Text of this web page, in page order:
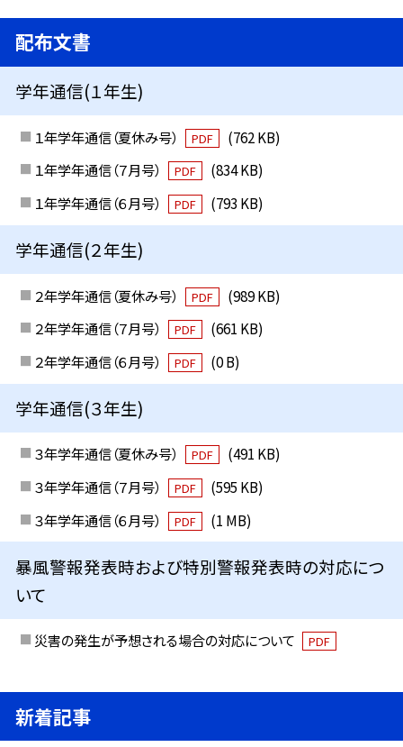
配布文書
学年通信(１年生)
１年学年通信（夏休み号） PDF
(762 KB)
１年学年通信（７月号）
PDF
(834 KB)
１年学年通信（６月号）
PDF (793 KB)
学年通信(２年生)
２年学年通信（夏休み号） PDF
(989 KB)
２年学年通信（７月号）
PDF
(661 KB)
２年学年通信（６月号）
PDF (0 B)
学年通信(３年生)
３年学年通信（夏休み号） PDF
(491 KB)
３年学年通信（７月号）
PDF
(595 KB)
３年学年通信（６月号）
PDF (1 MB)
暴風警報発表時および特別警報発表時の対応につ
いて
災害の発生が予想される場合の対応について PDF
新着記事